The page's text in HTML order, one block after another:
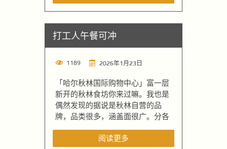
打工人午餐可冲
1189 2026年1月23日
「哈尔秋林国际购物中心」富一层
新开的秋林食坊你来过嘛。我也是
偶然发现的据说是秋林自营的品
牌，品类很多，涵盖面很广。分各
阅读更多